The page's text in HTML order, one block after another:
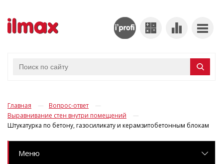
Главная
Вопрос-ответ
Выравнивание стен внутри помещений
Штукатурка по бетону, газосиликату и керамзитобетонным блокам
Меню